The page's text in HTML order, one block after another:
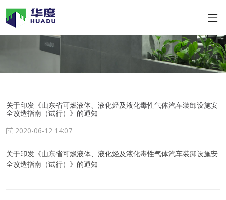
关于印发《山东省可燃液体、液化烃及液化毒性气体汽车装卸设施安
全改造指南（试行）》的通知
2020-06-12 14:07
关于印发《山东省可燃液体、液化烃及液化毒性气体汽车装卸设施安
全改造指南（试行）》的通知